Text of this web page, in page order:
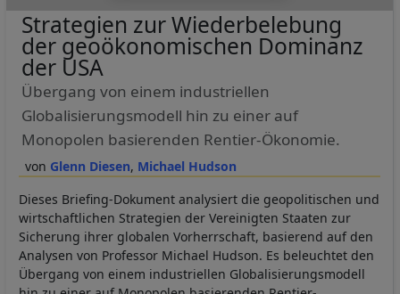
Glenn Diesen Michael Hudson
Strategien zur Wiederbelebung
der geoökonomischen Dominanz
der USA
Übergang von einem industriellen
Globalisierungsmodell hin zu einer auf
Monopolen basierenden Rentier-Ökonomie.
Dieses Briefing-Dokument analysiert die geopolitischen und
wirtschaftlichen Strategien der Vereinigten Staaten zur
Sicherung ihrer globalen Vorherrschaft, basierend auf den
Analysen von Professor Michael Hudson. Es beleuchtet den
Übergang von einem industriellen Globalisierungsmodell